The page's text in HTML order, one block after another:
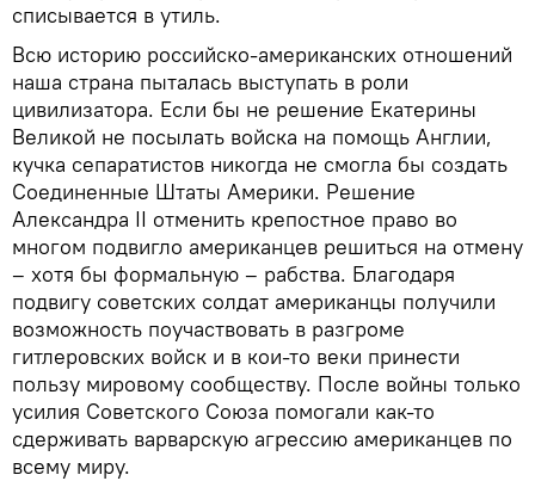
списывается в утиль.
Всю историю российско-американских отношений
наша страна пыталась выступать в роли
цивилизатора. Если бы не решение Екатерины
Великой не посылать войска на помощь Англии,
кучка сепаратистов никогда не смогла бы создать
Соединенные Штаты Америки. Решение
Александра II отменить крепостное право во
многом подвигло американцев решиться на отмену
– хотя бы формальную – рабства. Благодаря
подвигу советских солдат американцы получили
возможность поучаствовать в разгроме
гитлеровских войск и в кои-то веки принести
пользу мировому сообществу. После войны только
усилия Советского Союза помогали как-то
сдерживать варварскую агрессию американцев по
всему миру.